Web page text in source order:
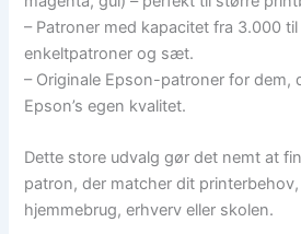
– Patroner med kapacitet fra 3.000
enkeltpatroner og sæt.
– Originale Epson-patroner for
Epson’s egen kvalitet.
Dette store udvalg gør det nemt at
patron, der matcher dit
hjemmebrug, erhverv eller skolen.